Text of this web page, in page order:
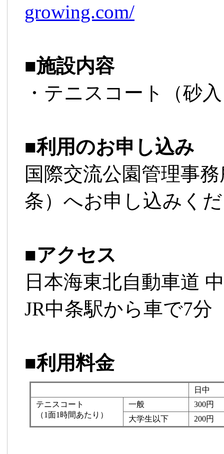
growing.com/
■施設内容
・テニスコート（砂
■利用のお申し込み
国際交流公園管理事
条）へお申し込みく
■アクセス
日本海東北自動車道
JR中条駅から車で7分
■利用料金
日中
テニスコート
（1面1時間あたり）
一般
300円
大学生以下
200円